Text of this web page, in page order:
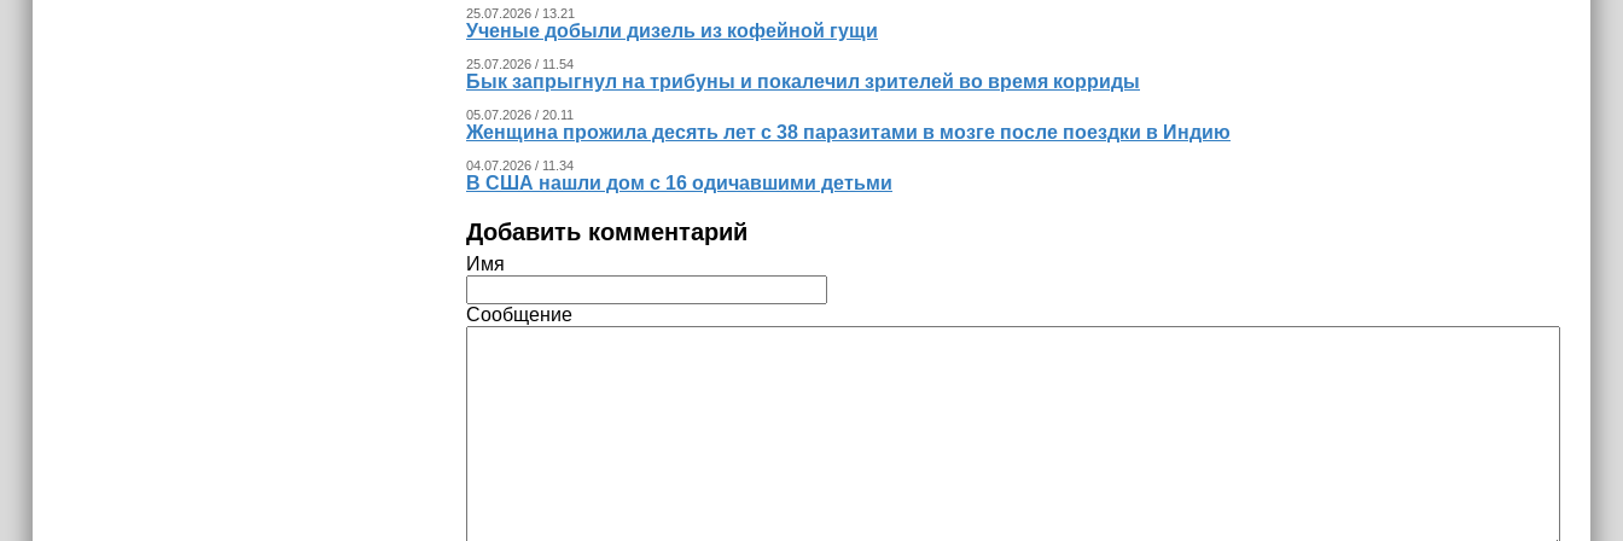
25.07.2026 / 13.21
Ученые добыли дизель из кофейной гущи
25.07.2026 / 11.54
Бык запрыгнул на трибуны и покалечил зрителей во время корриды
05.07.2026 / 20.11
Женщина прожила десять лет с 38 паразитами в мозге после поездки в Индию
04.07.2026 / 11.34
В США нашли дом с 16 одичавшими детьми
Добавить комментарий
Имя
Сообщение